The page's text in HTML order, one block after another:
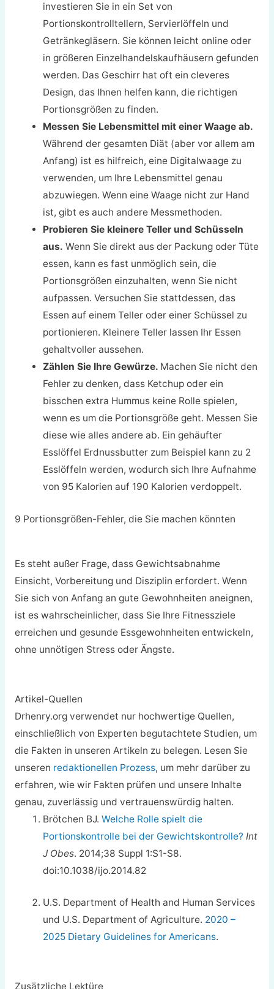
investieren Sie in ein Set von
Portionskontrolltellern, Servierlöffeln und
Getränkegläsern. Sie können leicht online oder
in größeren Einzelhandelskaufhäusern gefunden
werden. Das Geschirr hat oft ein cleveres
Design, das Ihnen helfen kann, die richtigen
Portionsgrößen zu finden.
Messen Sie Lebensmittel mit einer Waage ab.
Während der gesamten Diät (aber vor allem am
Anfang) ist es hilfreich, eine Digitalwaage zu
verwenden, um Ihre Lebensmittel genau
abzuwiegen. Wenn eine Waage nicht zur Hand
ist, gibt es auch andere Messmethoden.
Probieren Sie kleinere Teller und Schüsseln
aus. Wenn Sie direkt aus der Packung oder Tüte
essen, kann es fast unmöglich sein, die
Portionsgrößen einzuhalten, wenn Sie nicht
aufpassen. Versuchen Sie stattdessen, das
Essen auf einem Teller oder einer Schüssel zu
portionieren. Kleinere Teller lassen Ihr Essen
gehaltvoller aussehen.
Zählen Sie Ihre Gewürze. Machen Sie nicht den
Fehler zu denken, dass Ketchup oder ein
bisschen extra Hummus keine Rolle spielen,
wenn es um die Portionsgröße geht. Messen Sie
diese wie alles andere ab. Ein gehäufter
Esslöffel Erdnussbutter zum Beispiel kann zu 2
Esslöffeln werden, wodurch sich Ihre Aufnahme
von 95 Kalorien auf 190 Kalorien verdoppelt.
9 Portionsgrößen-Fehler, die Sie machen könnten
Es steht außer Frage, dass Gewichtsabnahme
Einsicht, Vorbereitung und Disziplin erfordert. Wenn
Sie sich von Anfang an gute Gewohnheiten aneignen,
ist es wahrscheinlicher, dass Sie Ihre Fitnessziele
erreichen und gesunde Essgewohnheiten entwickeln,
ohne unnötigen Stress oder Ängste.
Artikel-Quellen
Drhenry.org verwendet nur hochwertige Quellen,
einschließlich von Experten begutachtete Studien, um
die Fakten in unseren Artikeln zu belegen. Lesen Sie
unseren redaktionellen Prozess, um mehr darüber zu
erfahren, wie wir Fakten prüfen und unsere Inhalte
genau, zuverlässig und vertrauenswürdig halten.
Brötchen BJ.Welche Rolle spielt die
Portionskontrolle bei der Gewichtskontrolle? Int
J Obes. 2014;38 Suppl 1:S1-S8.
doi:10.1038/ijo.2014.82
U.S. Department of Health and Human Services
und U.S. Department of Agriculture. 2020 –
2025 Dietary Guidelines for Americans.
Zusätzliche Lektüre